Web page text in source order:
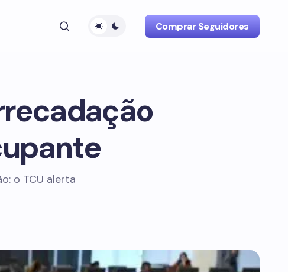
Comprar Seguidores
o TCU alerta